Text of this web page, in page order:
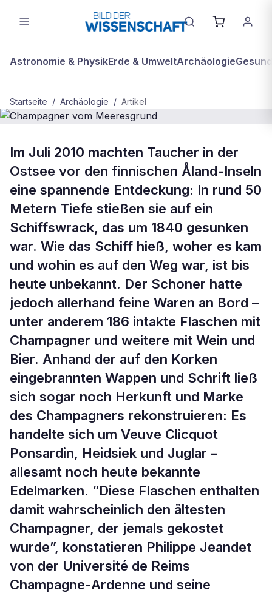
Astronomie & PhysikErde & UmweltArchäologie
Startseite / Archäologie / Artikel
Champagner vom Meeresgrund
Im Juli 2010 machten Taucher in der
Ostsee vor den finnischen Åland-Inseln
eine spannende Entdeckung: In rund 50
Metern Tiefe stießen sie auf ein
Schiffswrack, das um 1840 gesunken
war. Wie das Schiff hieß, woher es kam
und wohin es auf den Weg war, ist bis
heute unbekannt. Der Schoner hatte
jedoch allerhand feine Waren an Bord –
unter anderem 186 intakte Flaschen mit
Champagner und weitere mit Wein und
Bier. Anhand der auf den Korken
eingebrannten Wappen und Schrift ließ
sich sogar noch Herkunft und Marke
des Champagners rekonstruieren: Es
handelte sich um Veuve Clicquot
Ponsardin, Heidsiek und Juglar –
allesamt noch heute bekannte
Edelmarken. “Diese Flaschen enthalten
damit wahrscheinlich den ältesten
Champagner, der jemals gekostet
wurde”, konstatieren Philippe Jeandet
von der Université de Reims
Champagne-Ardenne und seine